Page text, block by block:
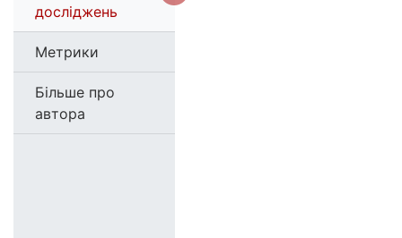
досліджень
Метрики
Більше про
автора